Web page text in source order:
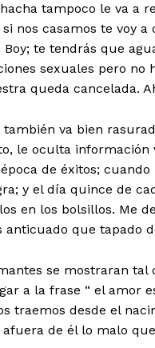
tampoco le va a
si nos casamos te voy
Boy; te tendrás que
sexuales pero
queda cancelada.
también va bien
le oculta información
de éxitos;
y el día quince de
en los bolsillos. Me
anticuado que tapado
se mostraran
a la frase “ el amor
traemos desde el
de él lo malo